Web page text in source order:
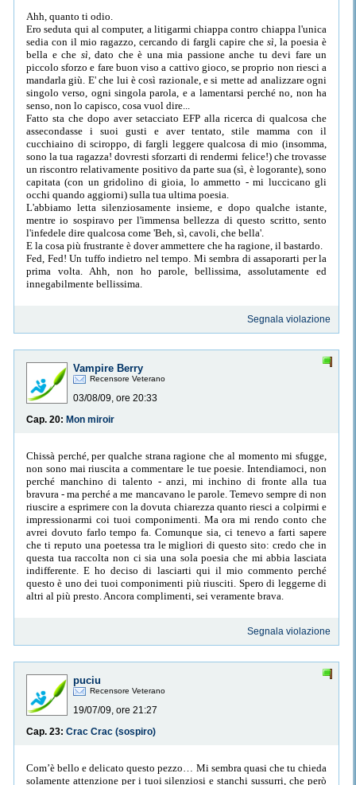
Ahh, quanto ti odio.
Ero seduta qui al computer, a litigarmi chiappa contro chiappa l'unica
sedia con il mio ragazzo, cercando di fargli capire che sì , la poesia è
bella e che sì , dato che è una mia passione anche tu devi fare un
piccolo sforzo e fare buon viso a cattivo gioco, se proprio non riesci a
mandarla giù. E' che lui è così razionale, e si mette ad analizzare ogni
singolo verso, ogni singola parola, e a lamentarsi perché no, non ha
senso, non lo capisco, cosa vuol dire...
Fatto sta che dopo aver setacciato EFP alla ricerca di qualcosa che
assecondasse i suoi gusti e aver tentato, stile mamma con il
cucchiaino di sciroppo, di fargli leggere qualcosa di mio (insomma,
sono la tua ragazza! dovresti sforzarti di rendermi felice!) che trovasse
un riscontro relativamente positivo da parte sua (sì, è logorante), sono
capitata (con un gridolino di gioia, lo ammetto - mi luccicano gli
occhi quando aggiorni) sulla tua ultima poesia.
L'abbiamo letta silenziosamente insieme, e dopo qualche istante,
mentre io sospiravo per l'immensa bellezza di questo scritto, sento
l'infedele dire qualcosa come 'Beh, sì, cavoli, che bella'.
E la cosa più frustrante è dover ammettere che ha ragione, il bastardo.
Fed, Fed! Un tuffo indietro nel tempo. Mi sembra di assaporarti per la
prima volta. Ahh, non ho parole, bellissima, assolutamente ed
innegabilmente bellissima.
Segnala violazione
Vampire Berry
Recensore Veterano
03/08/09, ore 20:33
Cap. 20: Mon miroir
Chissà perché, per qualche strana ragione che al momento mi sfugge,
non sono mai riuscita a commentare le tue poesie. Intendiamoci, non
perché manchino di talento - anzi, mi inchino di fronte alla tua
bravura - ma perché a me mancavano le parole. Temevo sempre di non
riuscire a esprimere con la dovuta chiarezza quanto riesci a colpirmi e
impressionarmi coi tuoi componimenti. Ma ora mi rendo conto che
avrei dovuto farlo tempo fa. Comunque sia, ci tenevo a farti sapere
che ti reputo una poetessa tra le migliori di questo sito: credo che in
questa tua raccolta non ci sia una sola poesia che mi abbia lasciata
indifferente. E ho deciso di lasciarti qui il mio commento perché
questo è uno dei tuoi componimenti più riusciti. Spero di leggerne di
altri al più presto. Ancora complimenti, sei veramente brava.
Segnala violazione
puciu
Recensore Veterano
19/07/09, ore 21:27
Cap. 23: Crac Crac (sospiro)
Com’è bello e delicato questo pezzo… Mi sembra quasi che tu chieda
solamente attenzione per i tuoi silenziosi e stanchi sussurri, che però